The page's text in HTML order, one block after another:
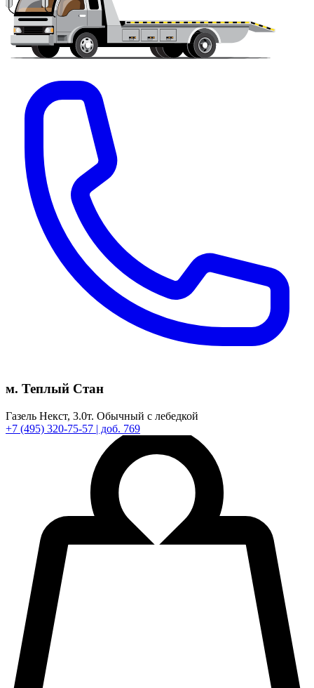
м. Теплый Стан
Газель Некст, 3.0т. Обычный с лебедкой
+7 (495) 320-75-57 | доб. 769